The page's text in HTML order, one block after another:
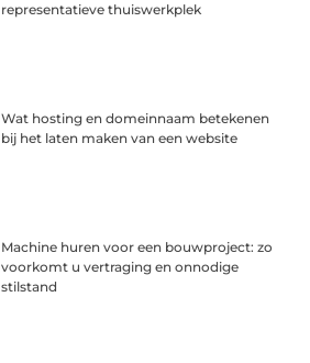
representatieve thuiswerkplek
Wat hosting en domeinnaam betekenen
bij het laten maken van een website
Machine huren voor een bouwproject: zo
voorkomt u vertraging en onnodige
stilstand